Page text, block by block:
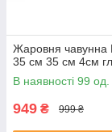
Жаровня чавунна
35 см 35 см 4см
В наявності 99 од.
949 ₴ 999 ₴